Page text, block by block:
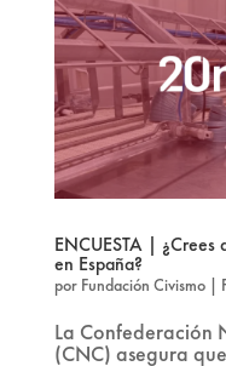
ENCUESTA | ¿Crees
en España?
por Fundación Civismo|
La Confederación
(CNC) asegura